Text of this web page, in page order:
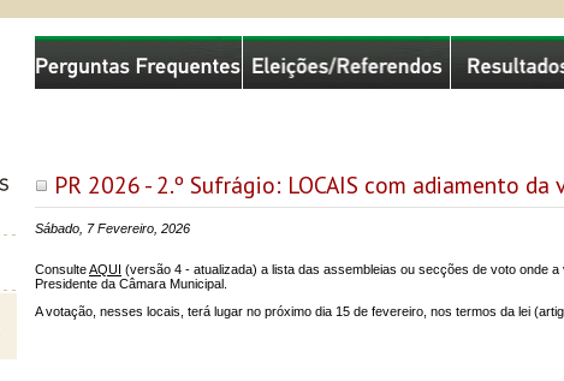
PR 2026 - 2.º Sufrágio: LOCAIS com adiamento da
Sábado, 7 Fevereiro, 2026
ConsulteAQUI (versão 4 - atualizada) a lista das assembleias ou secções de voto onde
Presidente da Câmara Municipal.
A votação, nesses locais, terá lugar no próximo dia 15 de fevereiro, nos termos da lei
Comissão Nacional de Eleições